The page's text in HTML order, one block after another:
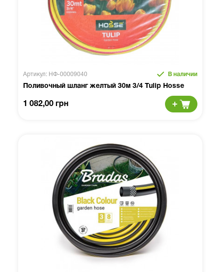
Артикул: НФ-00009040 В наличии
Поливочный шланг желтый 30м 3/4 Tulip Hosse
1 082,00 грн